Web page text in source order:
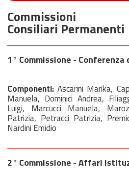
Commissioni
Consiliari Permanenti
1° Commissione - Conferenza
Componenti: Ascarini Marika,
Manuela, Dominici Andrea,
Luigi, Marcucci Manuela,
Patrizia, Petracci Patrizia,
Nardini Emidio
2° Commissione - Affari